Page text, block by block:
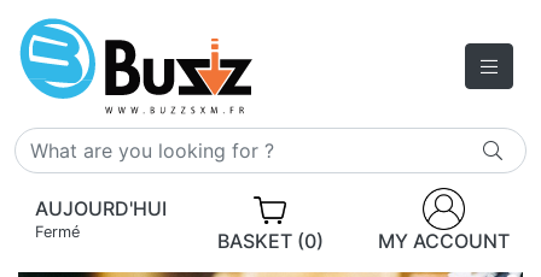
AUJOURD'HUI
Fermé BASKET (0) MY ACCOUNT